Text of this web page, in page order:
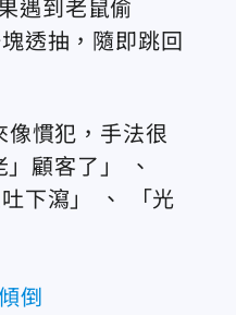
遇到老鼠偷
透抽，隨即跳回
像慣犯，手法很
顧客了」 、
下瀉」 、 「光
倒